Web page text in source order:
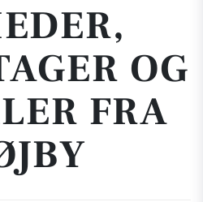
OG
FRA